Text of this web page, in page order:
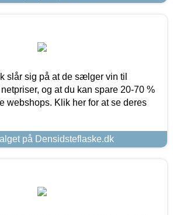
slår sig på at de sælger vin til
og at du kan spare 20-70 %
webshops. Klik her for at se deres
på Densidsteflaske.dk